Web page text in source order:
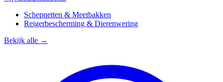
Schepnetten & Meetbakken
Reigerbescherming & Dierenwering
Bekijk alle →